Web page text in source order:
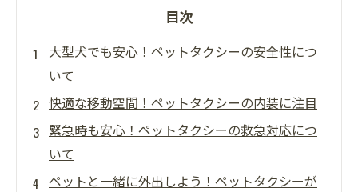
目次
大型犬でも安心！ペットタクシーの安全性につ
いて
快適な移動空間！ペットタクシーの内装に注目
緊急時も安心！ペットタクシーの救急対応につ
いて
ペットと一緒に外出しよう！ペットタクシーが